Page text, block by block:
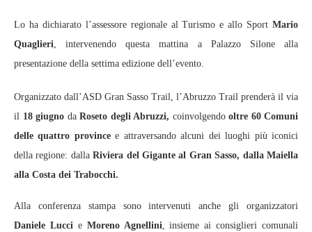
Lo ha dichiarato l’assessore regionale al Turismo e allo Sport Mario
Quaglieri, intervenendo questa mattina a Palazzo Silone alla
presentazione della settima edizione dell’evento.
Organizzato dall’ASD Gran Sasso Trail, l’Abruzzo Trail prenderà il via
il 18 giugno da Roseto degli Abruzzi, coinvolgendo oltre 60 Comuni
delle quattro provincee attraversando alcuni dei luoghi più iconici
della regione: dallaRiviera del Gigante al Gran Sasso, dalla Maiella
alla Costa dei Trabocchi.
Alla conferenza stampa sono intervenuti anche gli organizzatori
Daniele Luccie Moreno Agnellini, insieme ai consiglieri comunali